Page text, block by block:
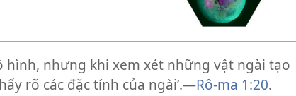
hình, nhưng khi xem xét những vật ngài tạo
rõ các đặc tính của ngài’.—Rô-ma 1:20.